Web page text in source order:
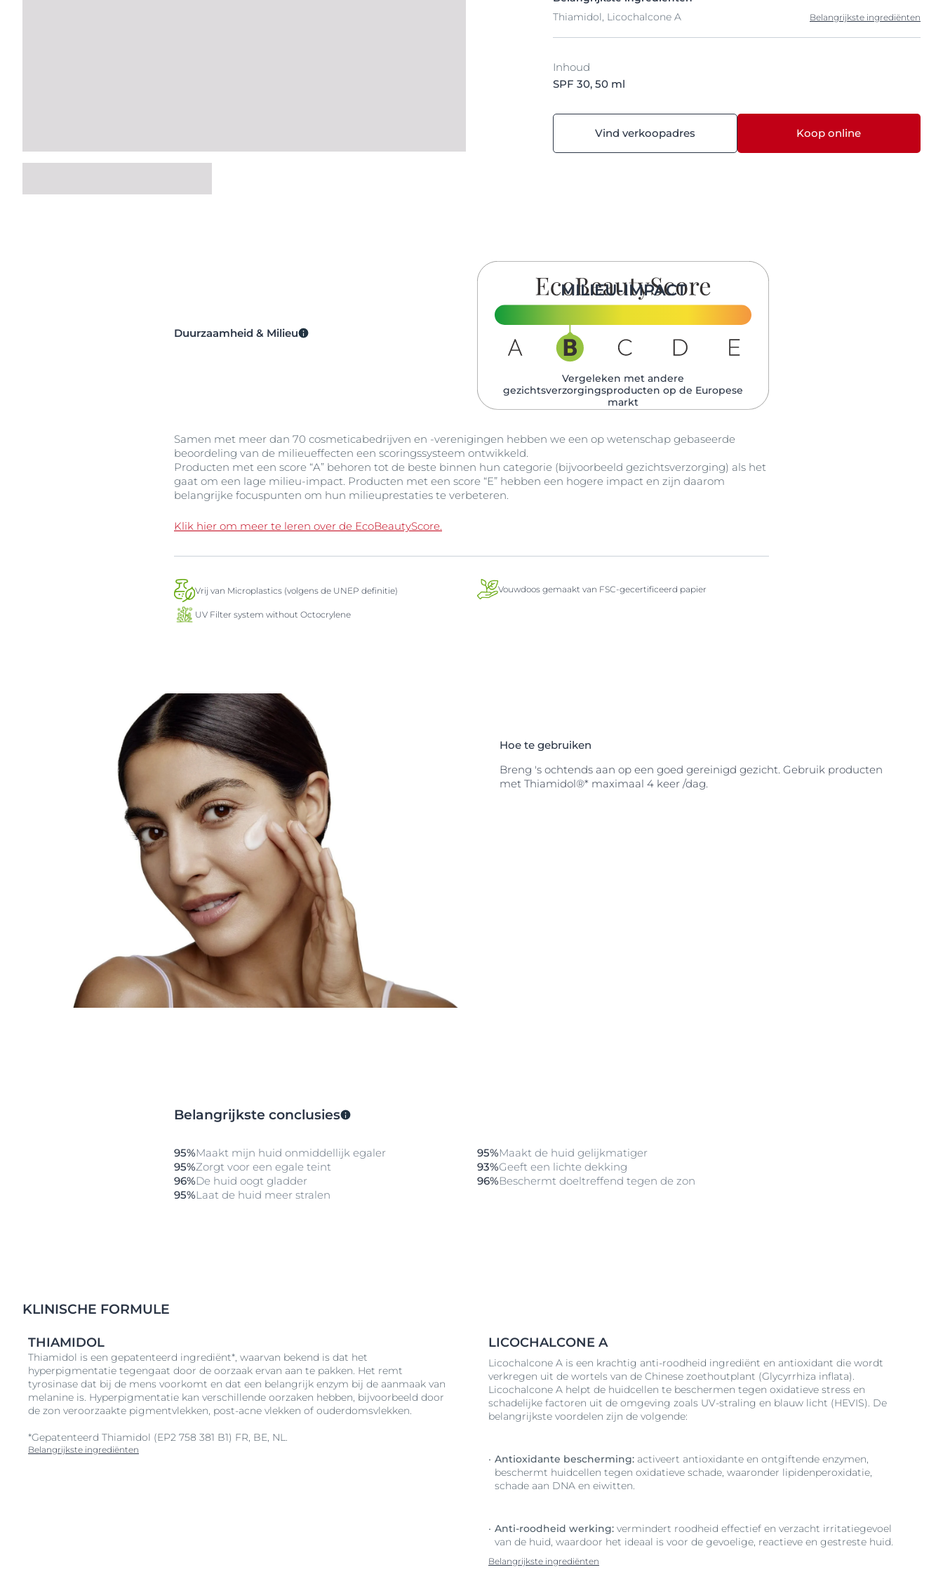
Thiamidol, Licochalcone A
Belangrijkste ingrediënten
Inhoud
SPF 30, 50 ml
Vind verkoopadres Koop online
Duurzaamheid & Milieu
MILIEU-IMPACT
Vergeleken met andere
gezichtsverzorgingsproducten op de Europese
markt
Samen met meer dan 70 cosmeticabedrijven en -verenigingen hebben we een op wetenschap gebaseerde
beoordeling van de milieueffecten een scoringssysteem ontwikkeld.
Producten met een score “A” behoren tot de beste binnen hun categorie (bijvoorbeeld gezichtsverzorging) als het
gaat om een lage milieu-impact. Producten met een score “E” hebben een hogere impact en zijn daarom
belangrijke focuspunten om hun milieuprestaties te verbeteren.
Klik hier om meer te leren over de EcoBeautyScore.
Vrij van Microplastics (volgens de UNEP definitie) Vouwdoos gemaakt van FSC-gecertificeerd papier
UV Filter system without Octocrylene
Hoe te gebruiken
Breng 's ochtends aan op een goed gereinigd gezicht. Gebruik producten
met Thiamidol®* maximaal 4 keer /dag.
Belangrijkste conclusies
95%Maakt mijn huid onmiddellijk egaler 95%Maakt de huid gelijkmatiger
95%Zorgt voor een egale teint 93%Geeft een lichte dekking
96%De huid oogt gladder 96%Beschermt doeltreffend tegen de zon
95%Laat de huid meer stralen
KLINISCHE FORMULE
THIAMIDOL
Thiamidol is een gepatenteerd ingrediënt*, waarvan bekend is dat het
hyperpigmentatie tegengaat door de oorzaak ervan aan te pakken. Het remt
tyrosinase dat bij de mens voorkomt en dat een belangrijk enzym bij de aanmaak van
melanine is. Hyperpigmentatie kan verschillende oorzaken hebben, bijvoorbeeld door
de zon veroorzaakte pigmentvlekken, post-acne vlekken of ouderdomsvlekken.
*Gepatenteerd Thiamidol (EP2 758 381 B1) FR, BE, NL.
Belangrijkste ingrediënten
LICOCHALCONE A
Licochalcone A is een krachtig anti-roodheid ingrediënt en antioxidant die wordt
verkregen uit de wortels van de Chinese zoethoutplant (Glycyrrhiza inflata).
Licochalcone A helpt de huidcellen te beschermen tegen oxidatieve stress en
schadelijke factoren uit de omgeving zoals UV-straling en blauw licht (HEVIS). De
belangrijkste voordelen zijn de volgende:
Antioxidante bescherming: activeert antioxidante en ontgiftende enzymen,
beschermt huidcellen tegen oxidatieve schade, waaronder lipidenperoxidatie,
schade aan DNA en eiwitten.
Anti-roodheid werking: vermindert roodheid effectief en verzacht irritatiegevoel
van de huid, waardoor het ideaal is voor de gevoelige, reactieve en gestreste huid.
Belangrijkste ingrediënten